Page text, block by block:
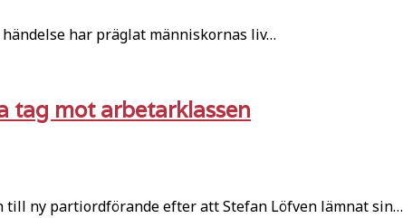
har präglat människornas liv…
tag mot arbetarklassen
till ny partiordförande efter att Stefan Löfven lämnat sin…